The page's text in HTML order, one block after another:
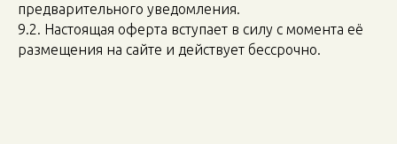
предварительного уведомления.
9.2. Настоящая оферта вступает в силу с момента её
размещения на сайте и действует бессрочно.